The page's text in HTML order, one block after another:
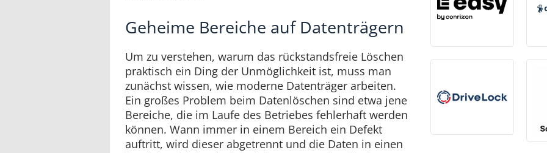
Geheime Bereiche auf Datenträgern
Um zu verstehen, warum das rückstandsfreie Löschen
praktisch ein Ding der Unmöglichkeit ist, muss man
zunächst wissen, wie moderne Datenträger arbeiten.
Ein großes Problem beim Datenlöschen sind etwa jene
Bereiche, die im Laufe des Betriebes fehlerhaft werden
können. Wann immer in einem Bereich ein Defekt
auftritt, wird dieser abgetrennt und die Daten in einen